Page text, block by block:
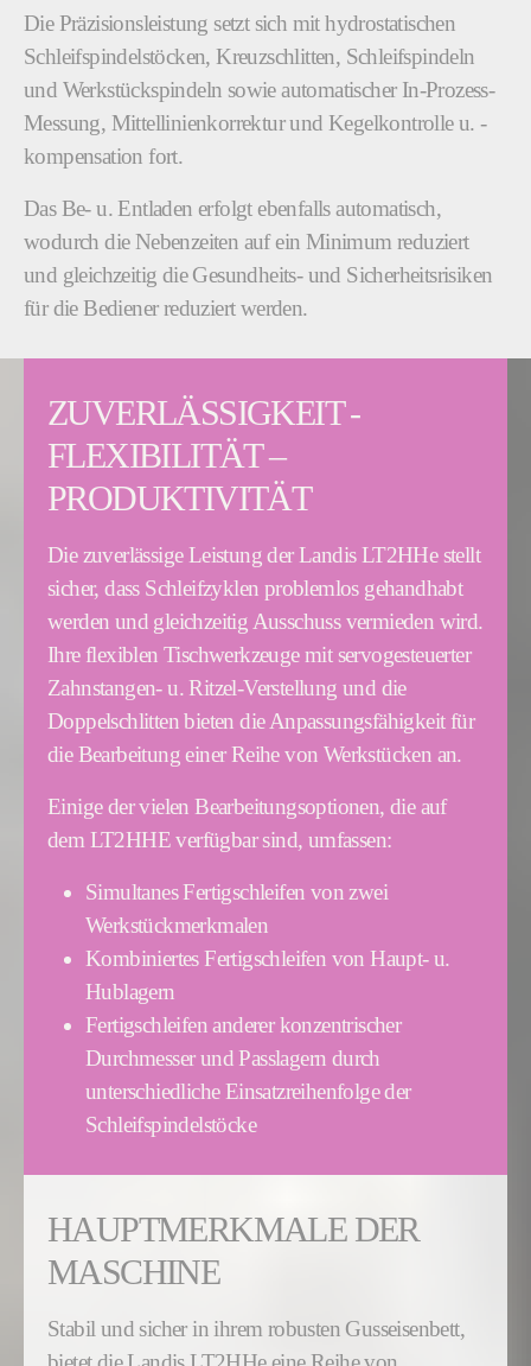
Die Präzisionsleistung setzt sich mit hydrostatischen
Schleifspindelstöcken, Kreuzschlitten, Schleifspindeln
und Werkstückspindeln sowie automatischer In-Prozess-
Messung, Mittellinienkorrektur und Kegelkontrolle u. -
kompensation fort.
Das Be- u. Entladen erfolgt ebenfalls automatisch,
wodurch die Nebenzeiten auf ein Minimum reduziert
und gleichzeitig die Gesundheits- und Sicherheitsrisiken
für die Bediener reduziert werden.
ZUVERLÄSSIGKEIT -
FLEXIBILITÄT –
PRODUKTIVITÄT
Die zuverlässige Leistung der Landis LT2HHe stellt
sicher, dass Schleifzyklen problemlos gehandhabt
werden und gleichzeitig Ausschuss vermieden wird.
Ihre flexiblen Tischwerkzeuge mit servogesteuerter
Zahnstangen- u. Ritzel-Verstellung und die
Doppelschlitten bieten die Anpassungsfähigkeit für
die Bearbeitung einer Reihe von Werkstücken an.
Einige der vielen Bearbeitungsoptionen, die auf
dem LT2HHE verfügbar sind, umfassen:
Simultanes Fertigschleifen von zwei
Werkstückmerkmalen
Kombiniertes Fertigschleifen von Haupt- u.
Hublagern
Fertigschleifen anderer konzentrischer
Durchmesser und Passlagern durch
unterschiedliche Einsatzreihenfolge der
Schleifspindelstöcke
HAUPTMERKMALE DER
MASCHINE
Stabil und sicher in ihrem robusten Gusseisenbett,